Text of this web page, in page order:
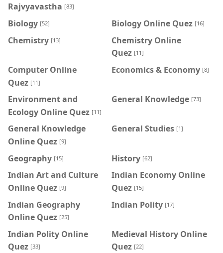
Rajvyavastha [83]
Biology [52] Biology Online Quez [16]
Chemistry [13]
Chemistry Online
Quez [11]
Computer Online
Quez [11]
Economics & Economy [8]
Environment and
Ecology Online Quez [11]
General Knowledge [73]
General Knowledge
Online Quez [9]
General Studies [1]
Geography [15] History [62]
Indian Art and Culture
Online Quez [9]
Indian Economy Online
Quez [15]
Indian Geography
Online Quez [25]
Indian Polity [17]
Indian Polity Online
Quez [33]
Medieval History Online
Quez [22]